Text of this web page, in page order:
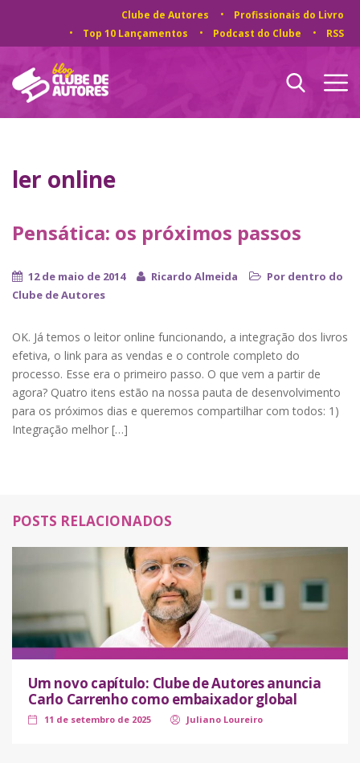
Clube de Autores
Profissionais do Livro
Top 10 Lançamentos
Podcast do Clube RSS
ler online
Pensática: os próximos passos
12 de maio de 2014 Ricardo Almeida
Por dentro do
Clube de Autores
OK. Já temos o leitor online funcionando, a integração dos livros
efetiva, o link para as vendas e o controle completo do
processo. Esse era o primeiro passo. O que vem a partir de
agora? Quatro itens estão na nossa pauta de desenvolvimento
para os próximos dias e queremos compartilhar com todos: 1)
Integração melhor […]
POSTS RELACIONADOS
Um novo capítulo: Clube de Autores anuncia
Carlo Carrenho como embaixador global
11 de setembro de 2025 Juliano Loureiro